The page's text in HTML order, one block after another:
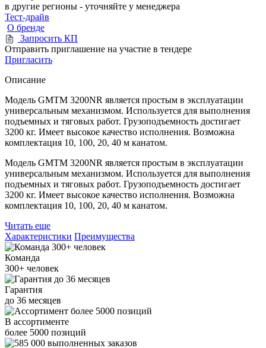
в другие регионы - уточняйте у менеджера
Тест-драйв
О бренде
Запросить КП
Отправить приглашение на участие в тендере
Пригласить
Описание
Модель GMTM 3200NR является простым в эксплуатации
универсальным механизмом. Используется для выполнения
подъемных и тяговых работ. Грузоподъемность достигает
3200 кг. Имеет высокое качество исполнения. Возможна
комплектация 10, 100, 20, 40 м канатом.
Модель GMTM 3200NR является простым в эксплуатации
универсальным механизмом. Используется для выполнения
подъемных и тяговых работ. Грузоподъемность достигает
3200 кг. Имеет высокое качество исполнения. Возможна
комплектация 10, 100, 20, 40 м канатом.
Читать еще
Характеристики Преимущества
Команда
300+ человек
Гарантия
до 36 месяцев
В ассортименте
более 5000 позиций